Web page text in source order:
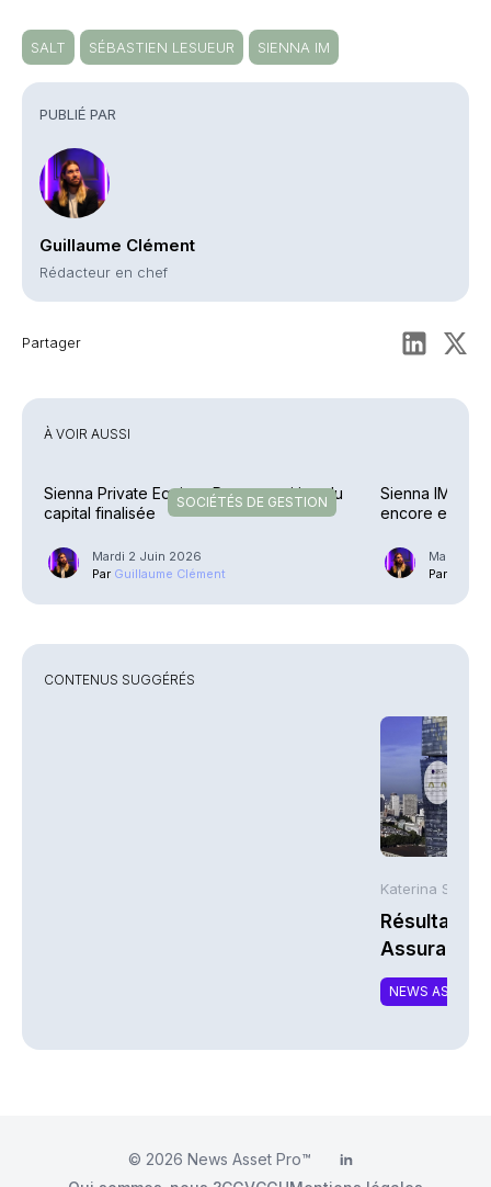
PUBLIÉ PAR
Guillaume Clément
Rédacteur en chef
Partager
SALT SÉBASTIEN LESUEUR SIENNA IM
À VOIR AUSSI
SOCIÉTÉS DE GESTION
Sienna Private Equity – Recomposition du
capital finalisée
Mardi 2 Juin 2026
Par Guillaume Clément
Sienna IM –
encore en lice
Mardi 26
Par
CONTENUS SUGGÉRÉS
Katerina
Résultats
NEWS
© 2026 News Asset Pro™ LinkedIn